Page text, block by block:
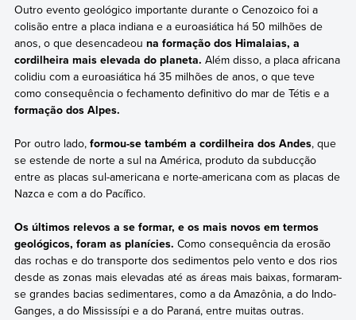
Outro evento geológico importante durante o Cenozoico foi a
colisão entre a placa indiana e a euroasiática há 50 milhões de
anos, o que desencadeou na formação dos Himalaias, a
cordilheira mais elevada do planeta. Além disso, a placa africana
colidiu com a euroasiática há 35 milhões de anos, o que teve
como consequência o fechamento definitivo do mar de Tétis e a
formação dos Alpes.
Por outro lado, formou-se também a cordilheira dos Andes, que
se estende de norte a sul na América, produto da subducção
entre as placas sul-americana e norte-americana com as placas de
Nazca e com a do Pacífico.
Os últimos relevos a se formar, e os mais novos em termos
geológicos, foram as planícies. Como consequência da erosão
das rochas e do transporte dos sedimentos pelo vento e dos rios
desde as zonas mais elevadas até as áreas mais baixas, formaram-
se grandes bacias sedimentares, como a da Amazônia, a do Indo-
Ganges, a do Mississípi e a do Paraná, entre muitas outras.